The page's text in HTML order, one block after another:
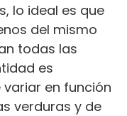
lo ideal es que
del mismo
todas las
es
en función
verduras y de